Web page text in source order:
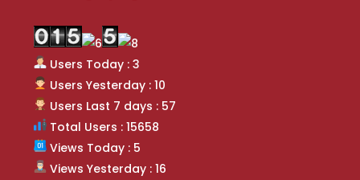
Users Today : 3
Users Yesterday : 10
Users Last 7 days : 57
Total Users : 15658
Views Today : 5
Views Yesterday : 16